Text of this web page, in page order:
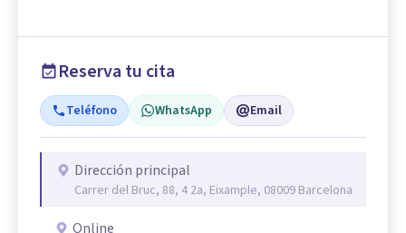
Reserva tu cita
Teléfono WhatsApp Email
Dirección principal
Carrer del Bruc, 88, 4 2a, Eixample, 08009 Barcelona
Online